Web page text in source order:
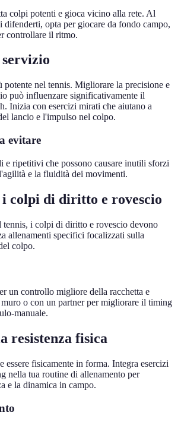
colpi potenti e gioca vicino alla rete. Al
difenderti, opta per giocare da fondo campo,
controllare il ritmo.
potente nel tennis. Migliorare la precisione e
può influenzare significativamente il
Inizia con esercizi mirati che aiutano a
lancio e l'impulso nel colpo.
evitare
ripetitivi che possono causare inutili sforzi
e la fluidità dei movimenti.
colpi di diritto e rovescio
tennis, i colpi di diritto e rovescio devono
allenamenti specifici focalizzati sulla
colpo.
un controllo migliore della racchetta e
o con un partner per migliorare il timing
manuale.
resistenza fisica
essere fisicamente in forma. Integra esercizi
nella tua routine di allenamento per
e la dinamica in campo.